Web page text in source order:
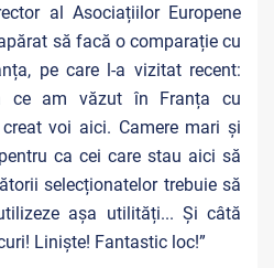
al Asociațiilor Europene
să facă o comparație cu
pe care l-a vizitat recent:
ce am văzut în Franța cu
voi aici. Camere mari și
ca cei care stau aici să
selecționatelor trebuie să
așa utilități... Și câtă
Liniște! Fantastic loc!”